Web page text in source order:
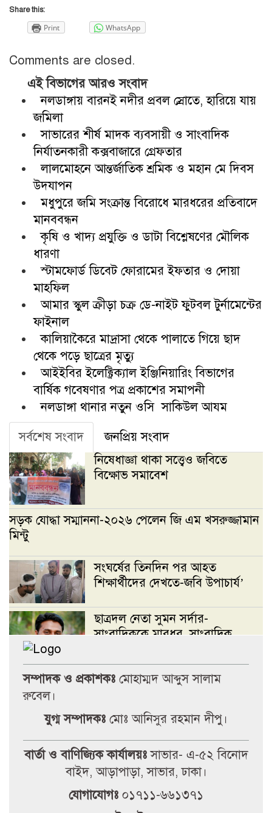
Share this:
Print WhatsApp
Comments are closed.
এই বিভাগের আরও সংবাদ
নলডাঙ্গায় বারনই নদীর প্রবল স্রোতে, হারিয়ে যায়
জমিলা
সাভারের শীর্ষ মাদক ব্যবসায়ী ও সাংবাদিক
নির্যাতনকারী কক্সবাজারে গ্রেফতার
লালমোহনে আন্তর্জাতিক শ্রমিক ও মহান মে দিবস
উদযাপন
মধুপুরে জমি সংক্রান্ত বিরোধে মারধরের প্রতিবাদে
মানববন্ধন
কৃষি ও খাদ্য প্রযুক্তি ও ডাটা বিশ্লেষণের মৌলিক
ধারণা
স্টামফোর্ড ডিবেট ফোরামের ইফতার ও দোয়া
মাহফিল
আমার স্কুল ক্রীড়া চক্র ডে-নাইট ফুটবল টুর্নামেন্টের
ফাইনাল
কালিয়াকৈরে মাদ্রাসা থেকে পালাতে গিয়ে ছাদ
থেকে পড়ে ছাত্রের মৃত্যু
আইইবির ইলেক্ট্রিক্যাল ইঞ্জিনিয়ারিং বিভাগের
বার্ষিক গবেষণার পত্র প্রকাশের সমাপনী
নলডাঙ্গা থানার নতুন ওসি সাকিউল আযম
সর্বশেষ সংবাদ
জনপ্রিয় সংবাদ
নিষেধাজ্ঞা থাকা সত্ত্বেও জবিতে
বিক্ষোভ সমাবেশ
সড়ক যোদ্ধা সম্মাননা-২০২৬ পেলেন জি এম খসরুজ্জামান
মিন্টু
সংঘর্ষের তিনদিন পর আহত
শিক্ষার্থীদের দেখতে-জবি উপাচার্য’
ছাত্রদল নেতা সুমন সর্দার-
সাংবাদিককে মারধর, সাংবাদিক
জবি রিপোর্টার্স ইউনিটির দখল চেষ্টার
ও উদ্বেগ’
সাভারে পুলিশের ধাওয়া খেয়ে ছাদ
থেকে পড়ে ছাত্রদল নেতা নিহতের
অভিযোগ
সম্পাদক ও প্রকাশকঃমোহাম্মদ আব্দুস সালাম
রুবেল।
যুগ্ম সম্পাদকঃ মোঃ আনিসুর রহমান দীপু।
বার্তা ও বাণিজ্যিক কার্যালয়ঃসাভার- এ-৫২ বিনোদ
বাইদ, আড়াপাড়া, সাভার, ঢাকা।
যোগাযোগঃ ০১৭১১-৬৬১৩৭১